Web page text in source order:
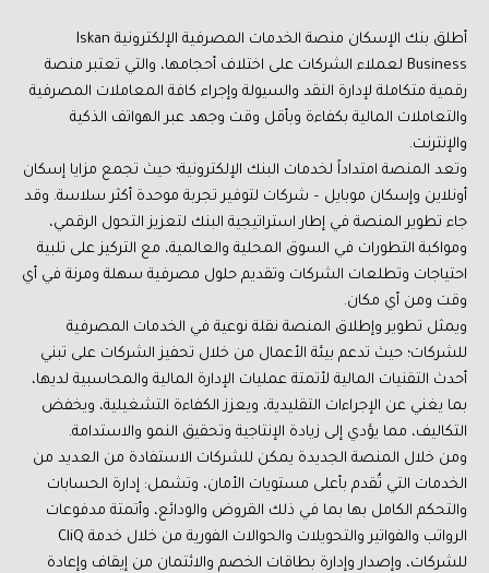
أطلق بنك الإسكان منصة الخدمات المصرفية الإلكترونية Iskan
Business لعملاء الشركات على اختلاف أحجامها، والتي تعتبر منصة
رقمية متكاملة لإدارة النقد والسيولة وإجراء كافة المعاملات المصرفية
والتعاملات المالية بكفاءة وبأقل وقت وجهد عبر الهواتف الذكية
والإنترنت.
وتعد المنصة امتداداً لخدمات البنك الإلكترونية؛ حيث تجمع مزايا إسكان
أونلاين وإسكان موبايل – شركات لتوفير تجربة موحدة أكثر سلاسة. وقد
جاء تطوير المنصة في إطار استراتيجية البنك لتعزيز التحول الرقمي،
ومواكبة التطورات في السوق المحلية والعالمية، مع التركيز على تلبية
احتياجات وتطلعات الشركات وتقديم حلول مصرفية سهلة ومرنة في أي
وقت ومن أي مكان.
ويمثل تطوير وإطلاق المنصة نقلة نوعية في الخدمات المصرفية
للشركات؛ حيث تدعم بيئة الأعمال من خلال تحفيز الشركات على تبني
أحدث التقنيات المالية لأتمتة عمليات الإدارة المالية والمحاسبية لديها،
بما يغني عن الإجراءات التقليدية، ويعزز الكفاءة التشغيلية، ويخفض
التكاليف، مما يؤدي إلى زيادة الإنتاجية وتحقيق النمو والاستدامة.
ومن خلال المنصة الجديدة يمكن للشركات الاستفادة من العديد من
الخدمات التي تُقدم بأعلى مستويات الأمان، وتشمل: إدارة الحسابات
والتحكم الكامل بها بما في ذلك القروض والودائع، وأتمتة مدفوعات
الرواتب والفواتير والتحويلات والحوالات الفورية من خلال خدمة CliQ
للشركات، وإصدار وإدارة بطاقات الخصم والائتمان من إيقاف وإعادة